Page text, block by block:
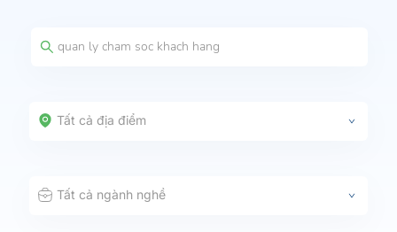
Tất cả địa điểm
Tất cả ngành nghề